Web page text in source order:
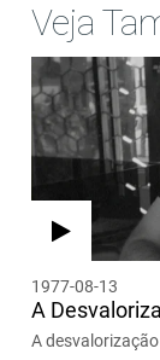
Veja
1977-08-13
A
A